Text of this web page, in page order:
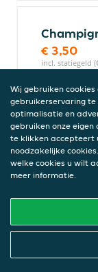
€ 3,50
incl. statiegeld
€ 3,50
incl. statiegeld
€ 1,50
Wij gebruiken
gebruikerservaring te
optimalisatie en
gebruiken onze eigen
te klikken accepteert
noodzakelijke
welke cookies u wilt
meer informatie.